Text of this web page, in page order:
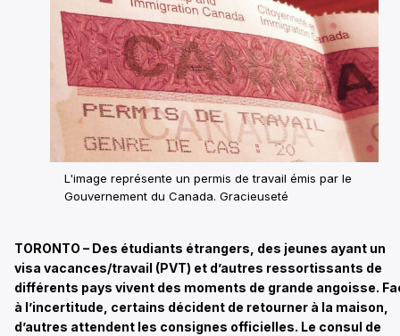
L'image représente un permis de travail émis par le
Gouvernement du Canada. Gracieuseté
TORONTO – Des étudiants étrangers, des jeunes ayant un
visa vacances/travail (PVT) et d’autres ressortissants de
différents pays vivent des moments de grande angoisse.
à l’incertitude, certains décident de retourner à la maison,
d’autres attendent les consignes officielles. Le consul de